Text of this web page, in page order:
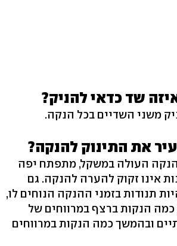
שד כדאי להניק?
משני השדיים בכל הנקה.
את התינוק להנקה?
הנקה העולה במשקל, מתפתח יפה
אינו זקוק להערה להנקה. גם
תנודות בזמני ההנקה הנוחים לו,
כמה הנקות ברצף במרווחים של
ובהמשך כמה הנקות במרווחים